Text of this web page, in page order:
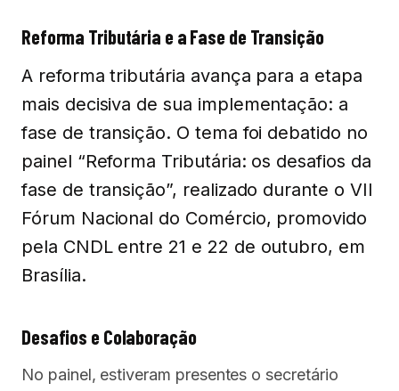
Reforma Tributária e a Fase de Transição
A reforma tributária avança para a etapa
mais decisiva de sua implementação: a
fase de transição. O tema foi debatido no
painel “Reforma Tributária: os desafios da
fase de transição”, realizado durante o VII
Fórum Nacional do Comércio, promovido
pela CNDL entre 21 e 22 de outubro, em
Brasília.
Desafios e Colaboração
No painel, estiveram presentes o secretário